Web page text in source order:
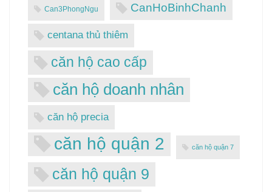
Can3PhongNgu CanHoBinhChanh
centana thủ thiêm
căn hộ cao cấp
căn hộ doanh nhân
căn hộ precia
căn hộ quận 2 căn hộ quận 7
căn hộ quận 9